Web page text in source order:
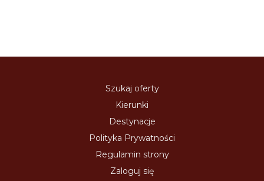
Szukaj oferty
Kierunki
Destynacje
Polityka Prywatności
Regulamin strony
Zaloguj się